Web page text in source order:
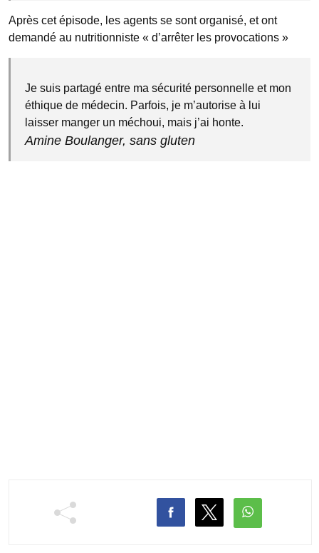
Après cet épisode, les agents se sont organisé, et ont
demandé au nutritionniste « d’arrêter les provocations »
Je suis partagé entre ma sécurité personnelle et mon
éthique de médecin. Parfois, je m’autorise à lui
laisser manger un méchoui, mais j’ai honte.
Amine Boulanger, sans gluten